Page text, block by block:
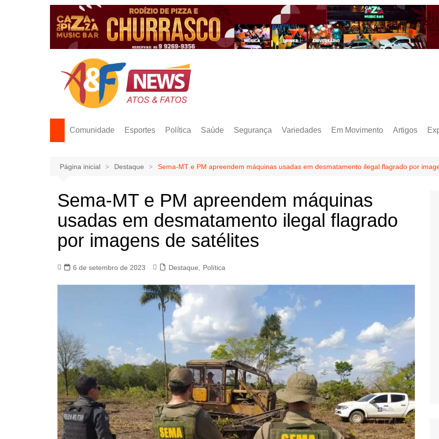
Comunidade Esportes Política Saúde Segurança Variedades Em Movimento Artigos
Página inicial Destaque Sema-MT e PM apreendem máquinas usadas em desmatamento ilegal flagrado por
Sema-MT e PM apreendem máquinas
usadas em desmatamento ilegal flagrado
por imagens de satélites
6 de setembro de 2023 Destaque Política